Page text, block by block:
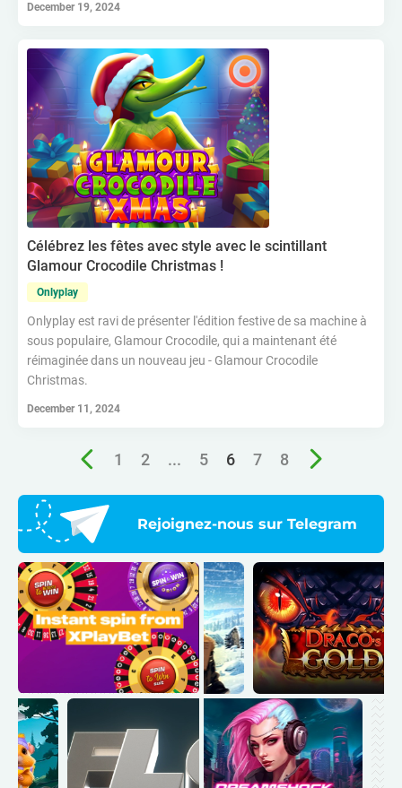
December 19, 2024
Célébrez les fêtes avec style avec le scintillant
Glamour Crocodile Christmas !
Onlyplay
Onlyplay est ravi de présenter l'édition festive de sa machine à
sous populaire, Glamour Crocodile, qui a maintenant été
réimaginée dans un nouveau jeu - Glamour Crocodile
Christmas.
December 11, 2024
1 2 ... 5 6 7 8
Rejoignez-nous sur Telegram